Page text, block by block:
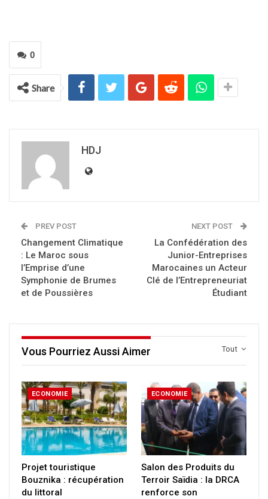
0
Share
HDJ
PREV POST
Changement Climatique
: Le Maroc sous
l’Emprise d’une
Symphonie de Brumes
et de Poussières
NEXT POST
La Confédération des
Junior-Entreprises
Marocaines un Acteur
Clé de l’Entrepreneuriat
Étudiant
Tout
Vous Pourriez Aussi Aimer
ECONOMIE
Projet touristique
Bouznika : récupération
du littoral
ECONOMIE
Salon des Produits du
Terroir Saïdia : la DRCA
renforce son